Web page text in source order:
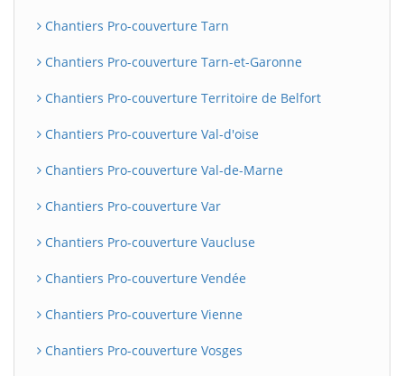
Chantiers Pro-couverture Tarn
Chantiers Pro-couverture Tarn-et-Garonne
Chantiers Pro-couverture Territoire de Belfort
Chantiers Pro-couverture Val-d'oise
Chantiers Pro-couverture Val-de-Marne
Chantiers Pro-couverture Var
Chantiers Pro-couverture Vaucluse
Chantiers Pro-couverture Vendée
Chantiers Pro-couverture Vienne
Chantiers Pro-couverture Vosges